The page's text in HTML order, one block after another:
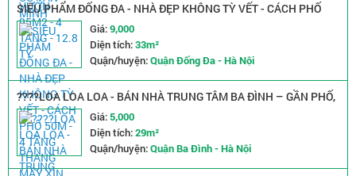
SIÊU PHẨM ĐỐNG ĐA - NHÀ ĐẸP KHÔNG TỲ VẾT - CÁCH PHỐ
50M - 4 TẦNG THANG MÁY XỊN SÒ - CHỦ TẶNG FULL NỘI THẤT.
Giá:9,000
Diện tích:33m²
Quận/huyện:Quận Đống Đa - Hà Nội
????LOA LOA LOA - BÁN NHÀ TRUNG TÂM BA ĐÌNH – GẦN PHỐ,
NHÀ ĐẸP Ở NGAY
Giá:5,000
Diện tích:29m²
Quận/huyện:Quận Ba Đình - Hà Nội